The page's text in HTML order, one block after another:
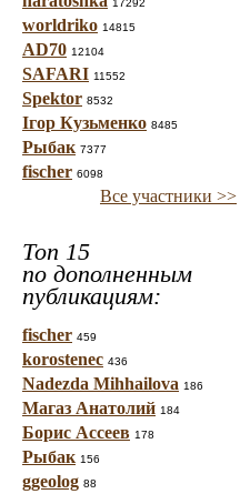
17292
worldriko 14815
AD70 12104
SAFARI 11552
Spektor 8532
Ігор Кузьменко 8485
Рыбак 7377
fischer 6098
Все участники >>
Топ 15
по дополненным
публикациям:
fischer 459
korostenec 436
Nadezda Mihhailova 186
Магаз Анатолий 184
Борис Ассеев 178
Рыбак 156
ggeolog 88